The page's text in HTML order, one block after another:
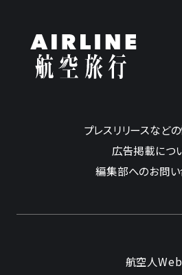
プレスリリースなど
広告掲載につ
編集部へのお問
航空人Web